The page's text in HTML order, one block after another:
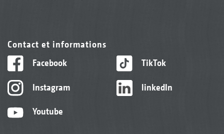
Contact et informations
Facebook
Instagram
Youtube
TikTok
linkedIn